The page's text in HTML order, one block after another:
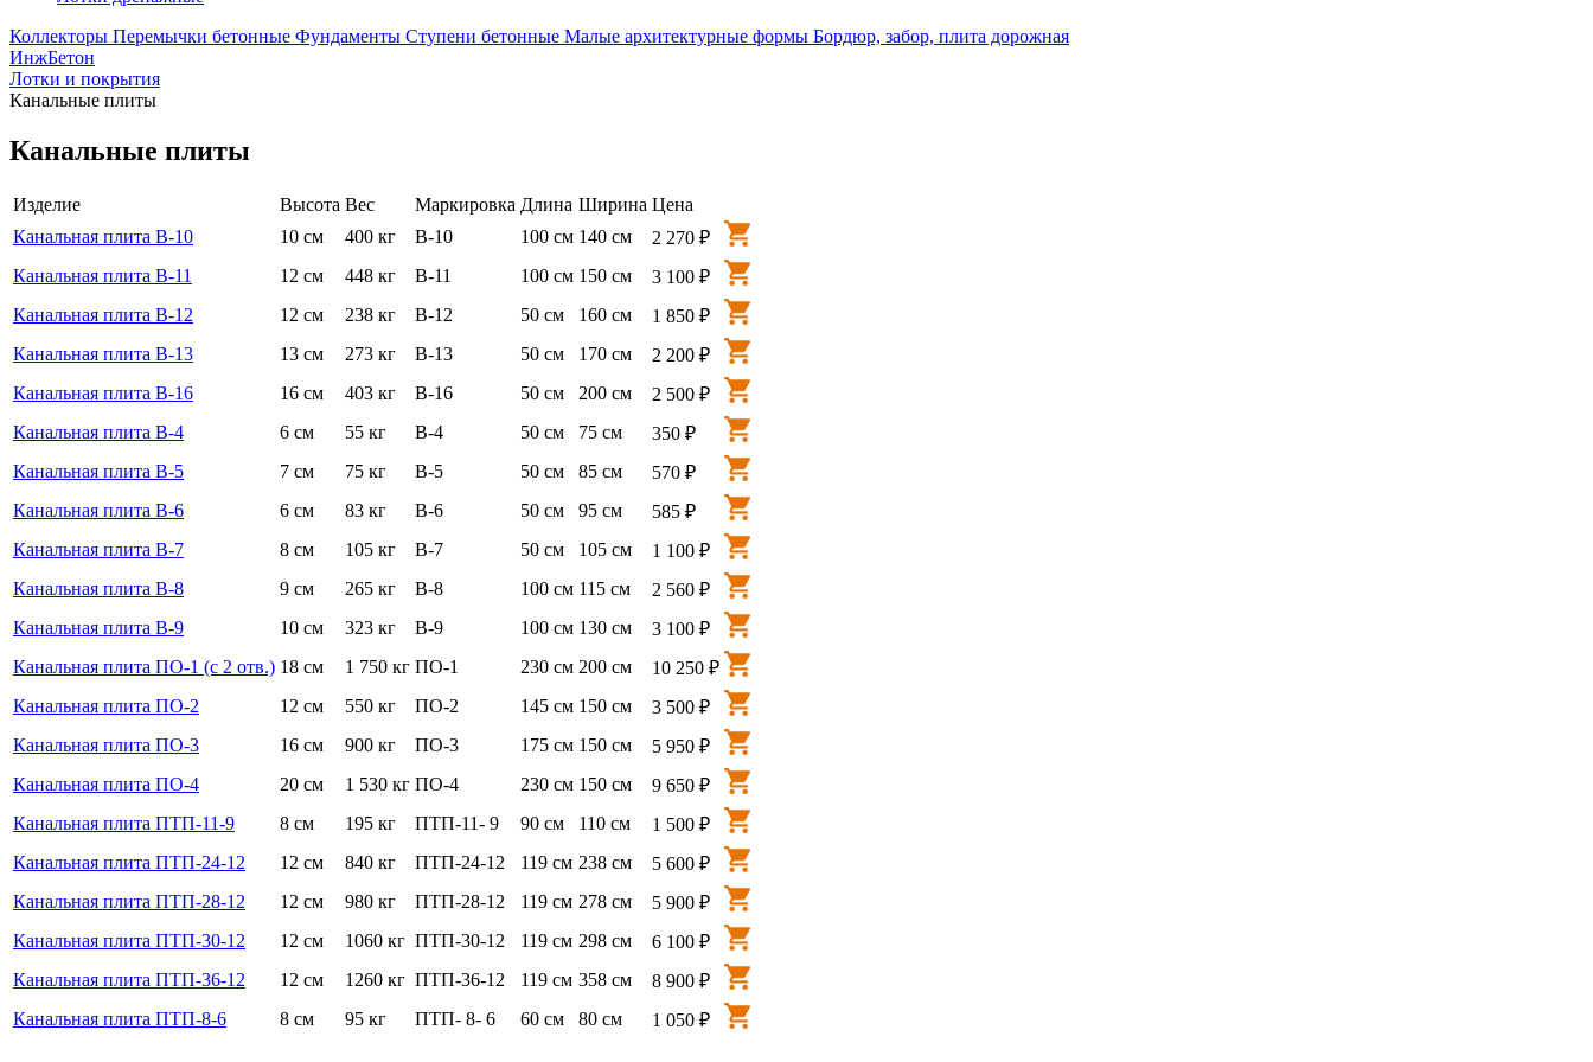
Коллекторы Перемычки бетонные Фундаменты Ступени бетонные Малые архитектурные формы Бордюр, забор, плита дорожная
ИнжБетон
Лотки и покрытия
Канальные плиты
Канальные плиты
Изделие Высота Вес Маркировка Длина Ширина Цена
Канальная плита В-10
10 см 400 кг В-10 100 см 140 см
2 270 ₽
Канальная плита В-11
12 см 448 кг В-11 100 см 150 см
3 100 ₽
Канальная плита В-12
12 см 238 кг В-12 50 см 160 см
1 850 ₽
Канальная плита В-13
13 см 273 кг В-13 50 см 170 см
2 200 ₽
Канальная плита В-16
16 см 403 кг В-16 50 см 200 см
2 500 ₽
Канальная плита В-4
6 см 55 кг В-4 50 см 75 см
350 ₽
Канальная плита В-5
7 см 75 кг В-5 50 см 85 см
570 ₽
Канальная плита В-6
6 см 83 кг В-6 50 см 95 см
585 ₽
Канальная плита В-7
8 см 105 кг В-7 50 см 105 см
1 100 ₽
Канальная плита В-8
9 см 265 кг В-8 100 см 115 см
2 560 ₽
Канальная плита В-9
10 см 323 кг В-9 100 см 130 см
3 100 ₽
Канальная плита ПО-1 (c 2 отв.) 18 см 1 750 кг ПО-1 230 см 200 см
10 250 ₽
Канальная плита ПО-2
12 см 550 кг ПО-2 145 см 150 см
3 500 ₽
Канальная плита ПО-3
16 см 900 кг ПО-3 175 см 150 см
5 950 ₽
Канальная плита ПО-4
20 см 1 530 кг ПО-4 230 см 150 см
9 650 ₽
Канальная плита ПТП-11-9
8 см 195 кг ПТП-11- 9 90 см 110 см
1 500 ₽
Канальная плита ПТП-24-12
12 см 840 кг ПТП-24-12 119 см 238 см
5 600 ₽
Канальная плита ПТП-28-12
12 см 980 кг ПТП-28-12 119 см 278 см
5 900 ₽
Канальная плита ПТП-30-12
12 см 1060 кг ПТП-30-12 119 см 298 см
6 100 ₽
Канальная плита ПТП-36-12
12 см 1260 кг ПТП-36-12 119 см 358 см
8 900 ₽
Канальная плита ПТП-8-6
8 см 95 кг ПТП- 8- 6 60 см 80 см 1 050 ₽